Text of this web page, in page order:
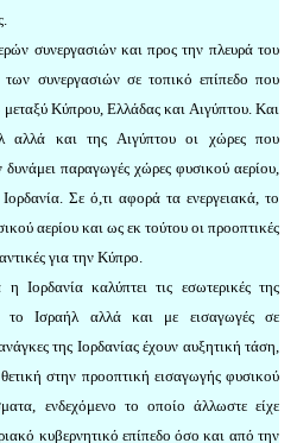
συνεργασιών και προς την πλευρά του
συνεργασιών σε τοπικό επίπεδο που
Κύπρου, Ελλάδας και Αιγύπτου. Και
αλλά και της Αιγύπτου οι χώρες που
δυνάμει παραγωγές χώρες φυσικού αερίου,
Σε ό,τι αφορά τα ενεργειακά, το
αερίου και ως εκ τούτου οι προοπτικές
για την Κύπρο.
καλύπτει τις εσωτερικές της
Ισραήλ αλλά και με εισαγωγές σε
της Ιορδανίας έχουν αυξητική τάση,
στην προοπτική εισαγωγής φυσικού
ενδεχόμενο το οποίο άλλωστε είχε
κυβερνητικό επίπεδο όσο και από την